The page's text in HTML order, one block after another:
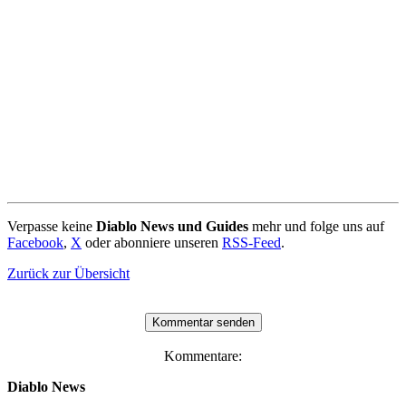
Verpasse keine Diablo News und Guides mehr und folge uns auf
Facebook, X oder abonniere unseren RSS-Feed.
Zurück zur Übersicht
Kommentare:
Diablo News